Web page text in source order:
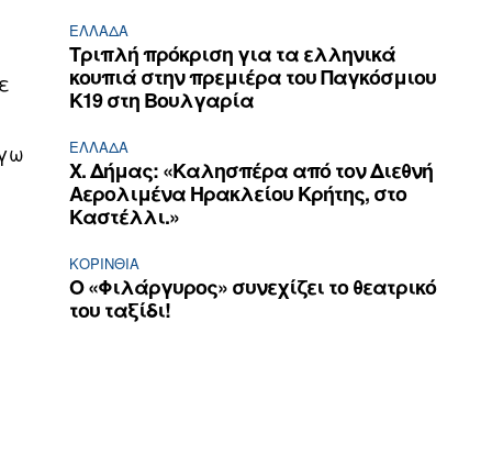
ΕΛΛΆΔΑ
Τριπλή πρόκριση για τα ελληνικά
κουπιά στην πρεμιέρα του Παγκόσμιου
Κ19 στη Βουλγαρία
ΕΛΛΆΔΑ
Χ. Δήμας: «Καλησπέρα από τον Διεθνή
Αερολιμένα Ηρακλείου Κρήτης, στο
Καστέλλι.»
ΚΟΡΙΝΘΊΑ
Ο «Φιλάργυρος» συνεχίζει το θεατρικό
του ταξίδι!